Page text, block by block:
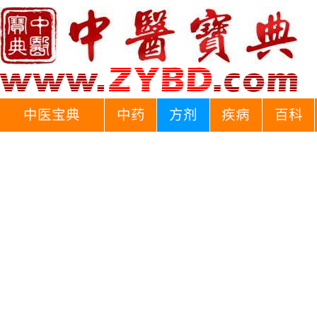
中医宝典 中药 方剂 疾病 百科